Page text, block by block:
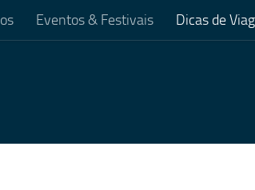
Eventos & Festivais Dicas de